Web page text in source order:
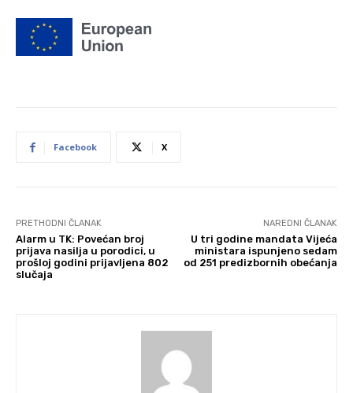
Facebook X
PRETHODNI ČLANAK
Alarm u TK: Povećan broj
prijava nasilja u porodici, u
prošloj godini prijavljena 802
slučaja
NAREDNI ČLANAK
U tri godine mandata Vijeća
ministara ispunjeno sedam
od 251 predizbornih obećanja